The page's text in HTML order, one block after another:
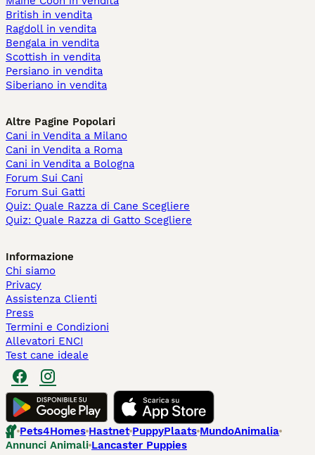
British in vendita
Ragdoll in vendita
Bengala in vendita
Scottish in vendita
Persiano in vendita
Siberiano in vendita
Altre Pagine Popolari
Cani in Vendita a Milano
Cani in Vendita a Roma
Cani in Vendita a Bologna
Forum Sui Cani
Forum Sui Gatti
Quiz: Quale Razza di Cane Scegliere
Quiz: Quale Razza di Gatto Scegliere
Informazione
Chi siamo
Privacy
Assistenza Clienti
Press
Termini e Condizioni
Allevatori ENCI
Test cane ideale
Pets4Homes Hastnet PuppyPlaats MundoAnimalia
Annunci Animali Lancaster Puppies